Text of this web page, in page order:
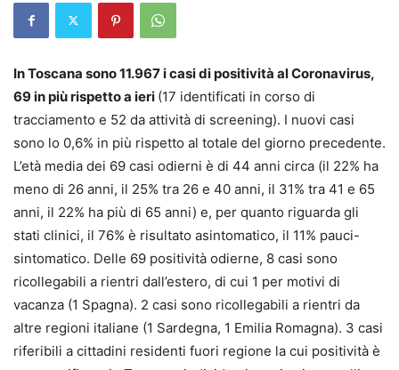
In Toscana sono 11.967 i casi di positività al Coronavirus,
69 in più rispetto a ieri (17 identificati in corso di
tracciamento e 52 da attività di screening). I nuovi casi
sono lo 0,6% in più rispetto al totale del giorno precedente.
L’età media dei 69 casi odierni è di 44 anni circa (il 22% ha
meno di 26 anni, il 25% tra 26 e 40 anni, il 31% tra 41 e 65
anni, il 22% ha più di 65 anni) e, per quanto riguarda gli
stati clinici, il 76% è risultato asintomatico, il 11% pauci-
sintomatico. Delle 69 positività odierne, 8 casi sono
ricollegabili a rientri dall’estero, di cui 1 per motivi di
vacanza (1 Spagna). 2 casi sono ricollegabili a rientri da
altre regioni italiane (1 Sardegna, 1 Emilia Romagna). 3 casi
riferibili a cittadini residenti fuori regione la cui positività è